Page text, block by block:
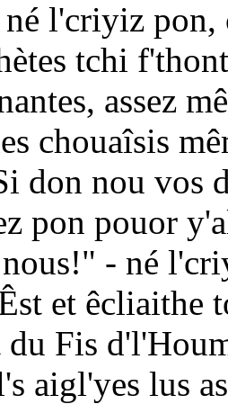
l'criyiz pon,
tchi
assez
chouaîsis
don nou
pon pouor
nous!" - né
et êcliaithe
du Fis
aigl'yes lus